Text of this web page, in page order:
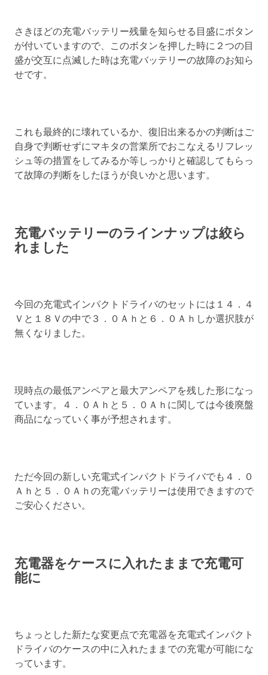
さきほどの充電バッテリー残量を知らせる目盛にボタン
が付いていますので、このボタンを押した時に２つの目
盛が交互に点滅した時は充電バッテリーの故障のお知ら
せです。
これも最終的に壊れているか、復旧出来るかの判断はご
自身で判断せずにマキタの営業所でおこなえるリフレッ
シュ等の措置をしてみるか等しっかりと確認してもらっ
て故障の判断をしたほうが良いかと思います。
充電バッテリーのラインナップは絞ら
れました
今回の充電式インパクトドライバのセットには１４．４
Ｖと１８Ｖの中で３．０Ａｈと６．０Ａｈしか選択肢が
無くなりました。
現時点の最低アンペアと最大アンペアを残した形になっ
ています。４．０Ａｈと５．０Ａｈに関しては今後廃盤
商品になっていく事が予想されます。
ただ今回の新しい充電式インパクトドライバでも４．０
Ａｈと５．０Ａｈの充電バッテリーは使用できますので
ご安心ください。
充電器をケースに入れたままで充電可
能に
ちょっとした新たな変更点で充電器を充電式インパクト
ドライバのケースの中に入れたままでの充電が可能にな
っています。